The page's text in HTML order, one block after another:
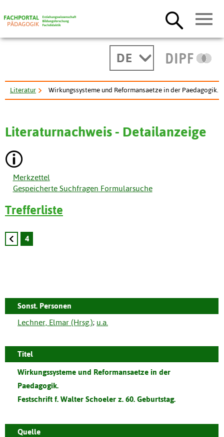
DE
Literatur Wirkungssysteme und Reformansaetze in der Paedagogik.
Literaturnachweis - Detailanzeige
Merkzettel
Gespeicherte Suchfragen Formularsuche
Trefferliste
4
Sonst. Personen
Lechner, Elmar (Hrsg.); u.a.
Titel
Wirkungssysteme und Reformansaetze in der
Paedagogik.
Festschrift f. Walter Schoeler z. 60. Geburtstag.
Quelle